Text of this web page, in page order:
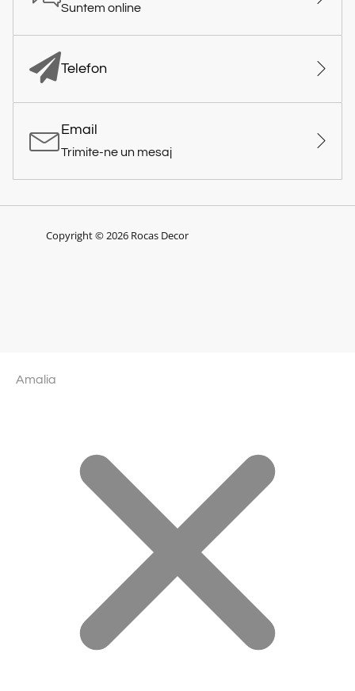
Suntem online
Telefon
Email
Trimite-ne un mesaj
Copyright © 2026 Rocas Decor
Amalia